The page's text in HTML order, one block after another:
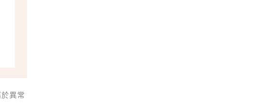
異常